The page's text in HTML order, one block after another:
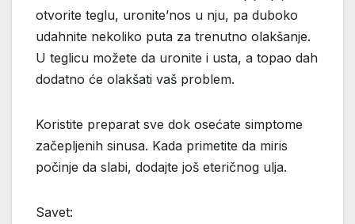
otvorite teglu, uronite’nos u nju, pa duboko
udahnite nekoliko puta za trenutno olakšanje.
U teglicu možete da uronite i usta, a topao dah
dodatno će olakšati vaš problem.
Koristite preparat sve dok osećate simptome
začepljenih sinusa. Kada primetite da miris
počinje da slabi, dodajte još eteričnog ulja.
Savet: